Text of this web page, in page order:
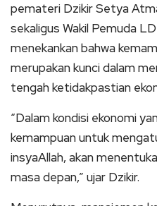
pemateri Dzikir Setya
sekaligus Wakil Pemuda
menekankan bahwa
merupakan kunci dalam
tengah ketidakpastian
“Dalam kondisi ekonomi
kemampuan untuk
insyaAllah, akan
masa depan,” ujar Dzikir.